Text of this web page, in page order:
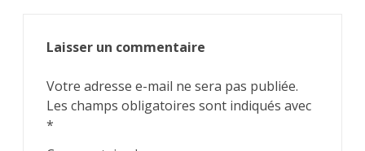
Laisser un commentaire
Votre adresse e-mail ne sera pas publiée.
Les champs obligatoires sont indiqués avec
*